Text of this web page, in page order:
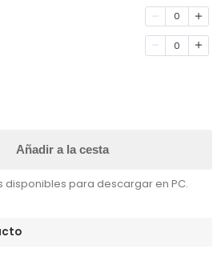
0
0
Añadir a la cesta
disponibles para descargar en PC.